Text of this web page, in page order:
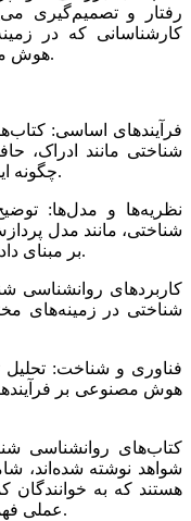
رفتار و تصمیم‌گیری
کارشناسانی که در
هوش مصنوعی فعالیت می‌کنند، ارزشمند هستند.
شناختی مانند ادراک،
چگونه این فرآیندها در تعامل با یکدیگر کار می‌کنند.
شناختی، مانند مدل
بر مبنای داده‌های تجربی و آزمایشگاهی استوار هستند.
شناختی در زمینه‌های
هوش مصنوعی بر
کتاب‌های روانشناسی
شواهد نوشته شده‌اند،
هستند که به
عملی فهمیده و در موقعیت‌های واقعی به کار ببرند.